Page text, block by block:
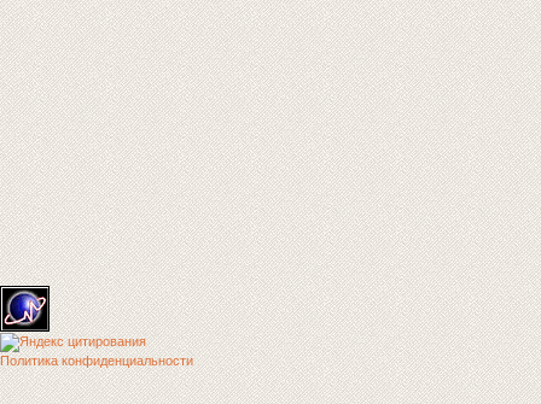
Политика конфиденциальности